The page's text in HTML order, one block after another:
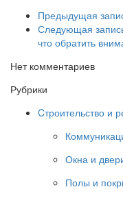
Предыдущая
Следующая
что обратить
Нет комментариев
Рубрики
Cтроительство и
Окна и
Полы и